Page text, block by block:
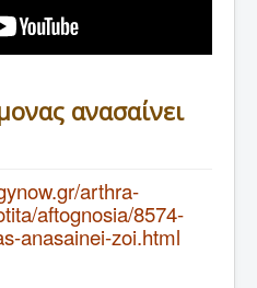
ανασαίνει
arthra-
aftognosia/8574-
anasainei-zoi.html